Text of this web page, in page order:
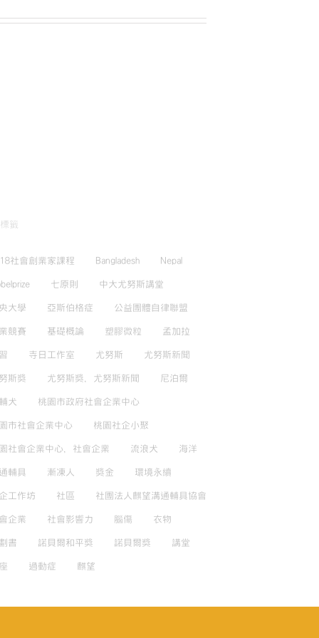
籤
社會創業家課程 Bangladesh Nepal
七原則 中大尤努斯講堂
大學 亞斯伯格症 公益團體自律聯盟
競賽 基礎概論 塑膠微粒 孟加拉
寺日工作室 尤努斯 尤努斯新聞
斯獎 尤努斯獎，尤努斯新聞 尼泊爾
犬 桃園市政府社會企業中心
市社會企業中心 桃園社企小聚
社會企業中心，社會企業 流浪犬 海洋
輔具 漸凍人 獎金 環境永續
工作坊 社區 社團法人麒望溝通輔具協會
企業 社會影響力 腦傷 衣物
書 諾貝爾和平獎 諾貝爾獎 講堂
過動症 麒望